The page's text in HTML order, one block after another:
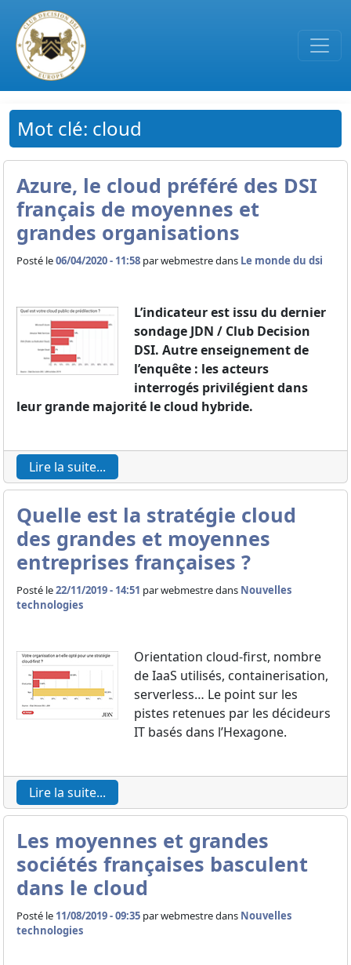
Passer au contenu principal
Mot clé: cloud
Azure, le cloud préféré des DSI
français de moyennes et
grandes organisations
Posté le06/04/2020 - 11:58 parwebmestre dans Le monde du dsi
L’indicateur est issu du dernier
sondage JDN / Club Decision
DSI. Autre enseignement de
l’enquête : les acteurs
interrogés privilégient dans
leur grande majorité le cloud hybride.
Lire la suite...
Quelle est la stratégie cloud
des grandes et moyennes
entreprises françaises ?
Posté le22/11/2019 - 14:51 parwebmestre dans Nouvelles
technologies
Orientation cloud-first, nombre
de IaaS utilisés, containerisation,
serverless… Le point sur les
pistes retenues par les décideurs
IT basés dans l’Hexagone.
Lire la suite...
Les moyennes et grandes
sociétés françaises basculent
dans le cloud
Posté le 11/08/2019 - 09:35 parwebmestre dans Nouvelles
technologies